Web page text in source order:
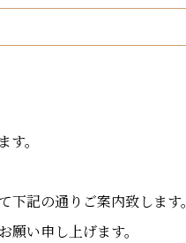
。
記の通りご案内致します。
い申し上げます。